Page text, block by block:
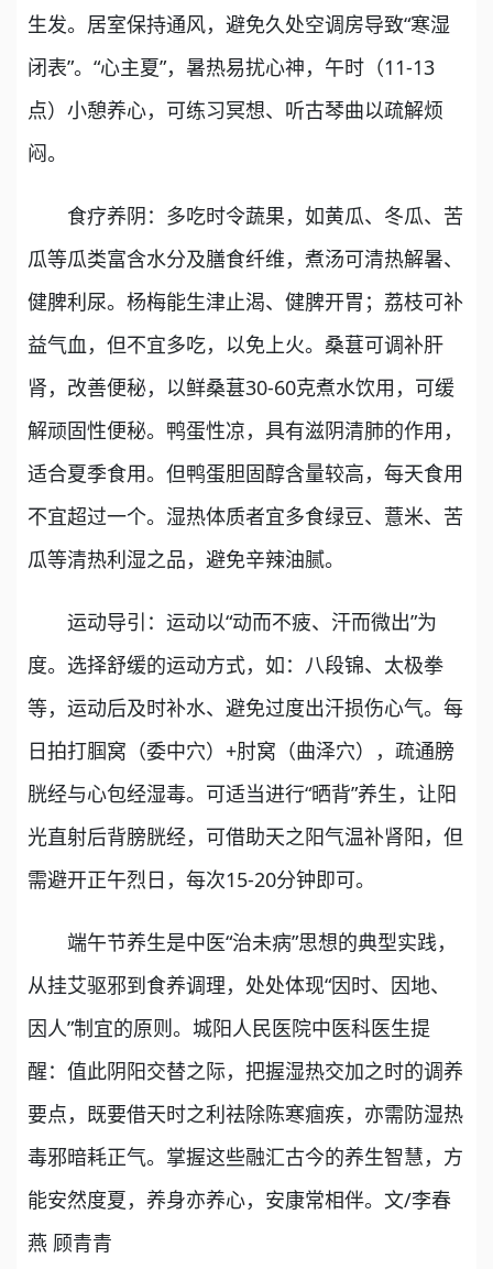
生发。居室保持通风，避免久处空调房导致“寒湿
闭表”。“心主夏”，暑热易扰心神，午时（11-13
点）小憩养心，可练习冥想、听古琴曲以疏解烦
闷。
食疗养阴：多吃时令蔬果，如黄瓜、冬瓜、苦
瓜等瓜类富含水分及膳食纤维，煮汤可清热解暑、
健脾利尿。杨梅能生津止渴、健脾开胃；荔枝可补
益气血，但不宜多吃，以免上火。桑葚可调补肝
肾，改善便秘，以鲜桑葚30-60克煮水饮用，可缓
解顽固性便秘。鸭蛋性凉，具有滋阴清肺的作用，
适合夏季食用。但鸭蛋胆固醇含量较高，每天食用
不宜超过一个。湿热体质者宜多食绿豆、薏米、苦
瓜等清热利湿之品，避免辛辣油腻。
运动导引：运动以“动而不疲、汗而微出”为
度。选择舒缓的运动方式，如：八段锦、太极拳
等，运动后及时补水、避免过度出汗损伤心气。每
日拍打腘窝（委中穴）+肘窝（曲泽穴），疏通膀
胱经与心包经湿毒。可适当进行“晒背”养生，让阳
光直射后背膀胱经，可借助天之阳气温补肾阳，但
需避开正午烈日，每次15-20分钟即可。
端午节养生是中医“治未病”思想的典型实践，
从挂艾驱邪到食养调理，处处体现“因时、因地、
因人”制宜的原则。城阳人民医院中医科医生提
醒：值此阴阳交替之际，把握湿热交加之时的调养
要点，既要借天时之利祛除陈寒痼疾，亦需防湿热
毒邪暗耗正气。掌握这些融汇古今的养生智慧，方
能安然度夏，养身亦养心，安康常相伴。文/李春
燕 顾青青